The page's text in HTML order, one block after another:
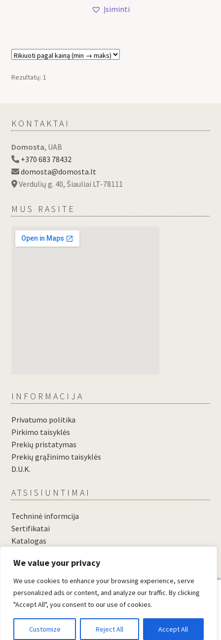
We value your privacy
We use cookies to enhance your browsing experience, serve
personalized ads or content, and analyze our traffic. By clicking
"Accept All", you consent to our use of cookies.
Customize Reject All Accept All
Įsiminti
Rezultatų: 1
KONTAKTAI
Domosta, UAB
+370 683 78432
domosta@domosta.lt
Verdulių g. 40, Šiauliai LT-78111
MUS RASITE
INFORMACIJA
Privatumo politika
Pirkimo taisyklės
Prekių pristatymas
Prekių grąžinimo taisyklės
D.U.K.
ATSISIUNTIMAI
Techninė informcija
Sertifikatai
Katalogas
....
© Domosta.lt 2026
Sukūrė WooCommerce.
0